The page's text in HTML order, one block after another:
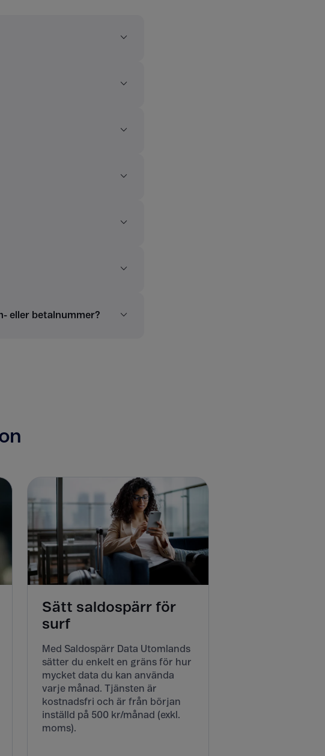
eller betalnummer?
Sätt saldospärr för
surf
Med Saldospärr Data Utomlands
sätter du enkelt en gräns för hur
mycket data du kan använda
varje månad. Tjänsten är
kostnadsfri och är från början
inställd på 500 kr/månad (exkl.
moms).